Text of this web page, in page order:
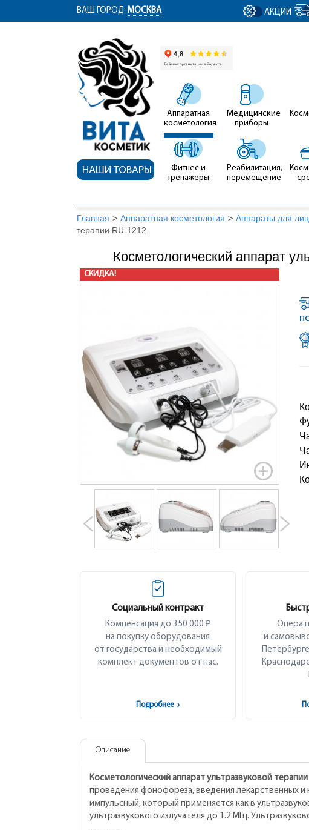
ym(12767704, 'getClientID', function(clientID) {
ВАШ ГОРОД: МОСКВА АКЦИИ
НАШИ ТОВАРЫ
Аппаратная
косметология
Медицинские
приборы
Фитнес и
тренажеры
Реабилитация,
перемещение
Главная > Аппаратная косметология > Аппараты для
терапии RU-1212
Косметологический аппарат
СКИДКА!
Социальный контракт
Компенсация до 350 000 ₽
на покупку оборудования
от государства и необходимый
комплект документов от нас.
Подробнее ›
и
Описание
Косметологический аппарат ультразвуковой терапии
проведения фонофореза, введения лекарственных
импульсный, который применяется как в
ультразвукового излучателя до 1.2 МГц.